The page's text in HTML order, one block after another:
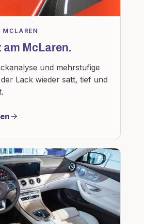
MCLAREN
am McLaren.
und mehrstufige
Lack wieder satt, tief und